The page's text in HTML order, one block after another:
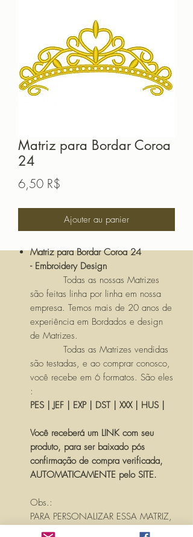
Matriz para Bordar Coroa
24
6,50 R$
Ajouter au panier
Matriz para Bordar Coroa 24
- Embroidery Design
Todas as nossas Matrizes
são feitas linha por linha em nossa
empresa. Temos mais de 20 anos de
experiência em Bordados e design
de Matrizes.
Todas as Matrizes vendidas
são testadas, e ao comprar conosco,
você recebe em 6 formatos. São eles
:
PES | JEF | EXP | DST | XXX | HUS |
Você receberá um LINK com seu
produto, para ser baixado pós
confirmação de compra verificada,
AUTOMATICAMENTE pelo SITE.
Obs.:
PARA PERSONALIZAR ESSA MATRIZ,
ACRESCENTANDO TEXTOS OU